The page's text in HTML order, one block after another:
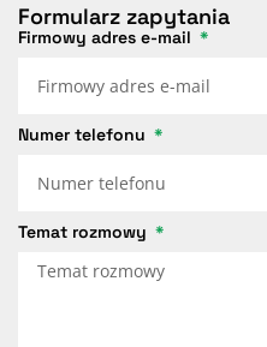
Formularz zapytania
Firmowy adres e-mail
Numer telefonu
Temat rozmowy